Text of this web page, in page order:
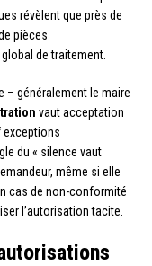
révèlent que près de
pièces
de traitement.
– généralement le maire
vaut acceptation
exceptions
du « silence vaut
même si elle
cas de non-conformité
l’autorisation tacite.